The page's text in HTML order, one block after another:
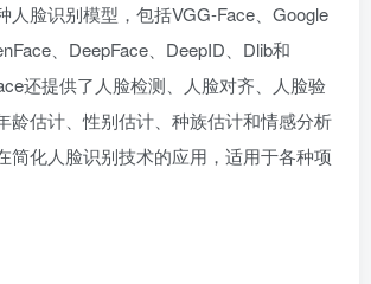
人脸识别模型，包括VGG-Face、Google
、DeepFace、DeepID、Dlib和
还提供了人脸检测、人脸对齐、人脸验
龄估计、性别估计、种族估计和情感分析
简化人脸识别技术的应用，适用于各种项